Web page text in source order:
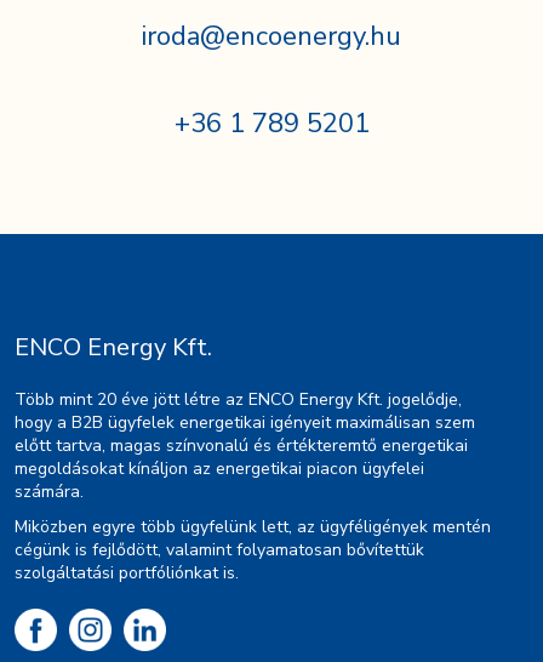
iroda@encoenergy.hu
+36 1 789 5201
ENCO Energy Kft.
Több mint 20 éve jött létre az ENCO Energy Kft. jogelődje,
hogy a B2B ügyfelek energetikai igényeit maximálisan szem
előtt tartva, magas színvonalú és értékteremtő energetikai
megoldásokat kínáljon az energetikai piacon ügyfelei
számára.
Miközben egyre több ügyfelünk lett, az ügyféligények mentén
cégünk is fejlődött, valamint folyamatosan bővítettük
szolgáltatási portfóliónkat is.